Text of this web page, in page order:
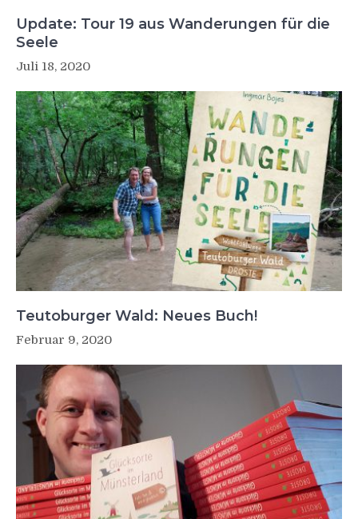
Update: Tour 19 aus Wanderungen für die
Seele
Juli 18, 2020
Teutoburger Wald: Neues Buch!
Februar 9, 2020